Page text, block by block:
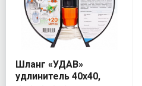
Шланг «УДАВ»
удлинитель 40х40,